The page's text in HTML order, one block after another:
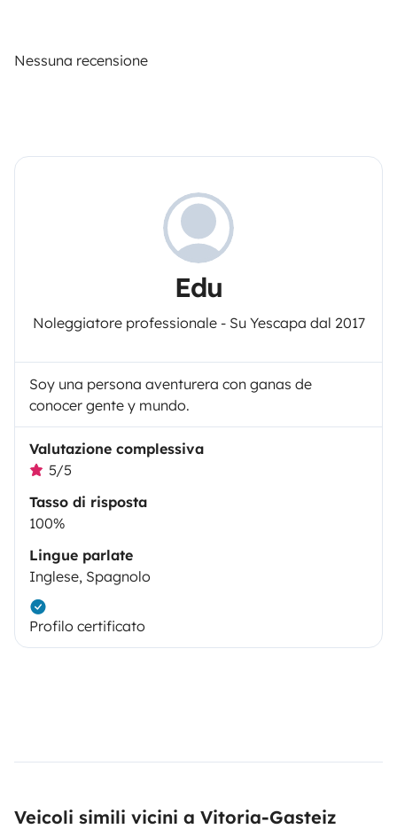
Nessuna recensione
Edu
Noleggiatore professionale - Su Yescapa dal 2017
Soy una persona aventurera con ganas de
conocer gente y mundo.
Valutazione complessiva
5/5
Tasso di risposta
100%
Lingue parlate
Inglese, Spagnolo
Profilo certificato
Veicoli simili vicini a Vitoria-Gasteiz